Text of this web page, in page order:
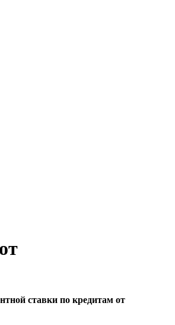
ставки по кредитам от